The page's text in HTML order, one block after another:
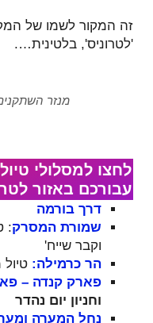
זה המקור לשמו של
'לטרוניס', בלטינית….
מנזר
לחצו למסלולי
עבורכם באזור
דרך בורמה
שמורת המסרק:
וקבר שייח'
הר כרמילה:
פארק קנדה –
וחניון יום נהדר
נחל המערה